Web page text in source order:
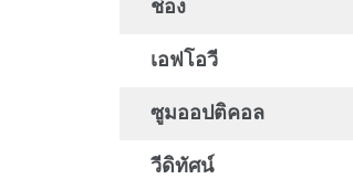
ช่อง
เอฟโอวี
ซูมออปติคอล
วีดิทัศน์